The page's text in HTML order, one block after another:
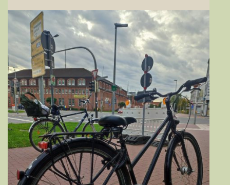
In
Ostfriesland
fährt
man
mit
dem
Fahrrad…